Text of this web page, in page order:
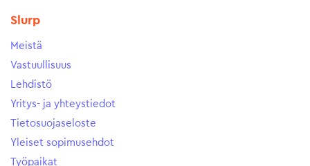
Slurp
Meistä
Vastuullisuus
Lehdistö
Yritys- ja yhteystiedot
Tietosuojaseloste
Yleiset sopimusehdot
Työpaikat